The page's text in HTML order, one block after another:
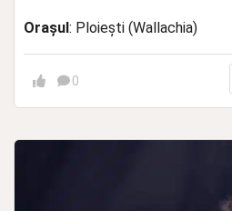
Orașul: Ploiești (Wallachia)
0